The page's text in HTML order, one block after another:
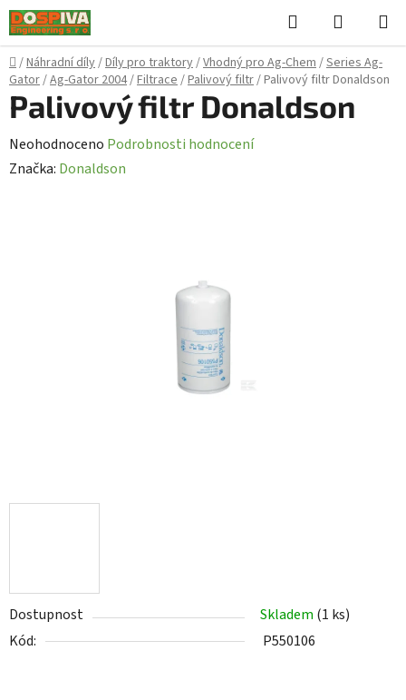
Přejít
na
obsah
Hledat
KOŠÍK
Domů
/Náhradní díly/Díly pro traktory/Vhodný pro Ag-Chem/Series Ag-
Gator/Ag-Gator 2004/Filtrace/Palivový filtr/Palivový filtr Donaldson
Dostupnost Skladem (1 ks)
Kód:
P550106
Palivový filtr Donaldson
Průměrné
hodnocení
Neohodnoceno Podrobnosti hodnocení
Značka: Donaldson